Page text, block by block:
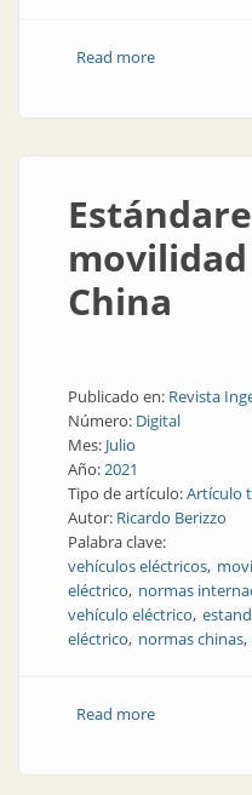
Read moreabout
China
Publicado en: Revista
Número: Digital
Mes: Julio
Año:2021
Tipo de artículo:Artículo
Autor: Ricardo Berizzo
Palabra clave:
vehículos eléctricos
eléctrico normas
vehículo eléctrico
eléctrico normas chinas
Read moreabout